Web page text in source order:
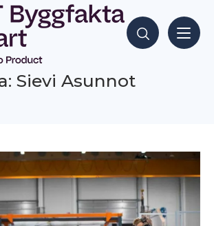
Hae sisältöjä
Sievi Asunnot